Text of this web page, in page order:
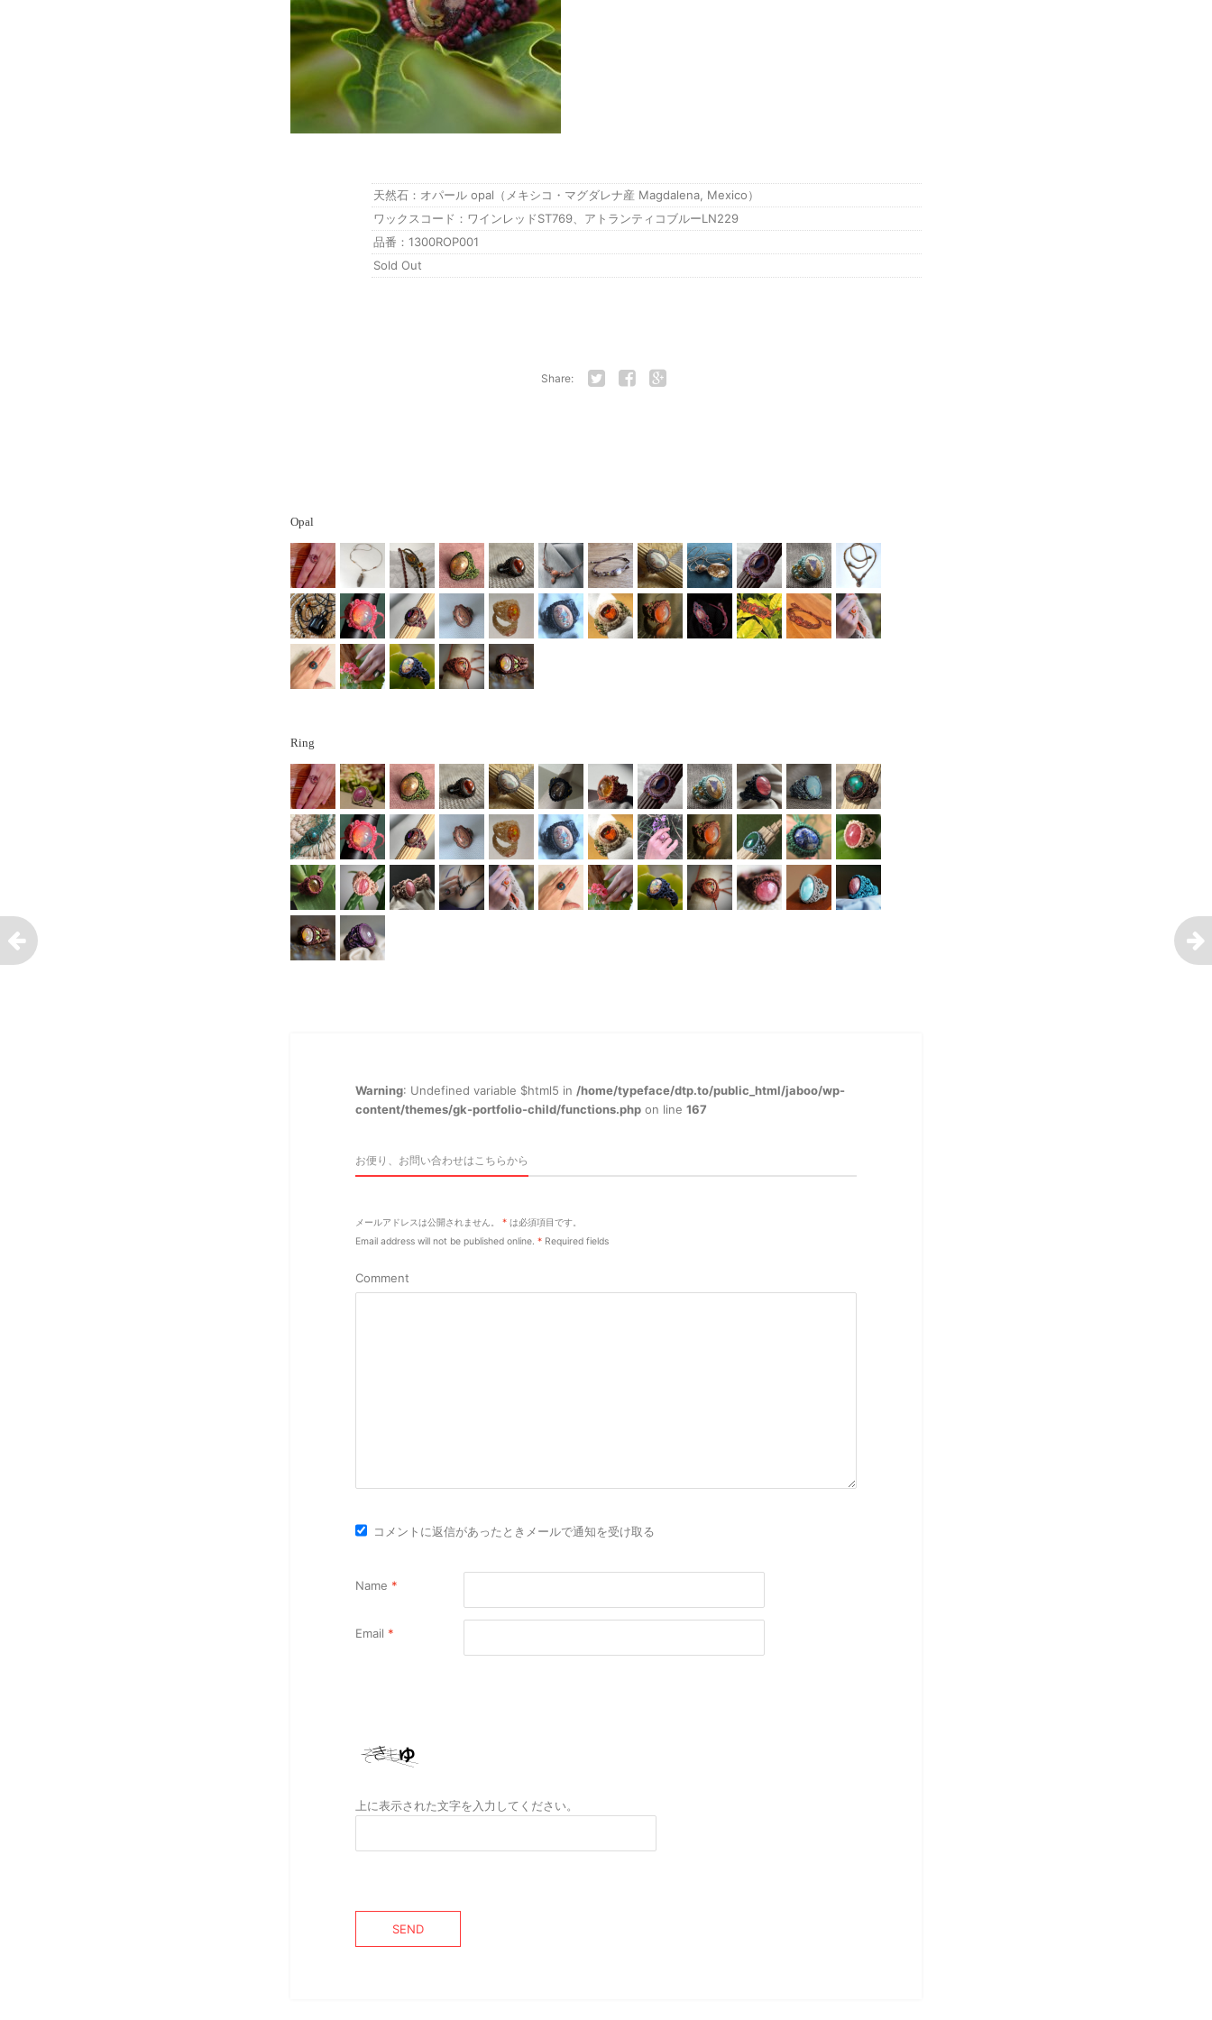
天然石：オパール opal（メキシコ・マグダレナ産 Magdalena, Mexico）
ワックスコード：ワインレッドST769、アトランティコブルーLN229
品番：1300ROP001
Sold Out
Share:
Opal
Ring
Warning: Undefined variable $html5 in /home/typeface/dtp.to/public_html/jaboo/wp-
content/themes/gk-portfolio-child/functions.php on line 167
お便り、お問い合わせはこちらから
メールアドレスは公開されません。 * は必須項目です。
Email address will not be published online. * Required fields
Comment
コメントに返信があったときメールで通知を受け取る
Name *
Email *
上に表示された文字を入力してください。